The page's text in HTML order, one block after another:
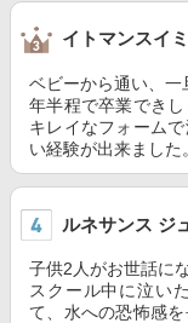
イトマンスイ
ベビーから通い、
年半程で卒業でき
キレイなフォーム
い経験が出来ました
ルネサンス ジ
子供2人がお世話に
スクール中に泣い
て、水への恐怖感